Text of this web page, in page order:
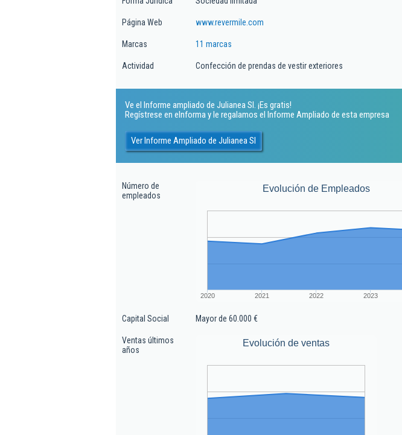
Página Web www.revermile.com
Marcas 11 marcas
Actividad Confección de prendas de vestir exteriores
Ve el Informe ampliado de Julianea Sl. ¡Es gratis!
Regístrese en eInforma y le regalamos el Informe Ampliado de esta empresa
Ver Informe Ampliado de Julianea Sl
Número de
empleados
Evolución de Empleados
2020 2021 2022 2023
Capital Social Mayor de 60.000 €
Ventas últimos
años
Evolución de ventas